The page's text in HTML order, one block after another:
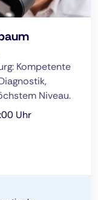
Kompetente
Niveau.
Uhr